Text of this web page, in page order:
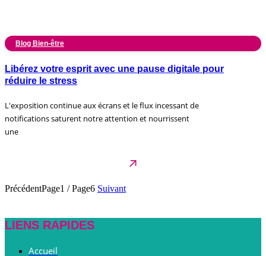
Blog Bien-être
Libérez votre esprit avec une pause digitale pour
réduire le stress
L'exposition continue aux écrans et le flux incessant de
notifications saturent notre attention et nourrissent
une
PrécédentPage1 / Page6 Suivant
LIENS RAPIDES
Accueil